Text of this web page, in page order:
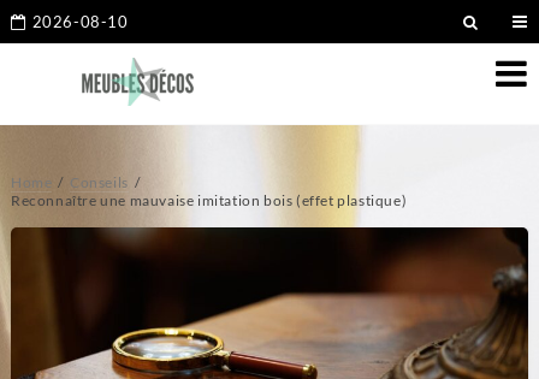
2026-08-10
Home
Conseils
Reconnaître une mauvaise imitation bois (effet plastique)